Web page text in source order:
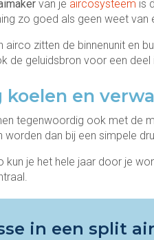
van je aircosysteem is
zo goed als geen weet van
airco zitten de binnenunit en
de geluidsbron voor een deel
koelen en
tegenwoordig ook met de
worden dan bij een simpele
kun je het hele jaar door je
in een split